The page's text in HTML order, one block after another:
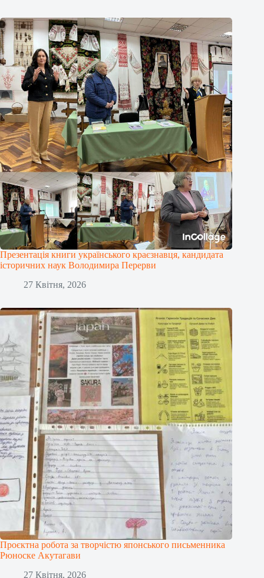
Презентація книги українського краєзнавця, кандидата
історичних наук Володимира Перерви
27 Квітня, 2026
Проєктна робота за творчістю японського письменника
Рюноске Акутагави
27 Квітня, 2026